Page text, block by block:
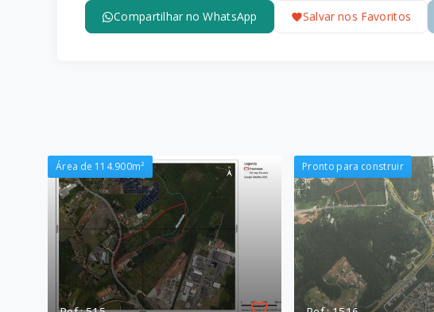
Compartilhar no WhatsApp Salvar nos Favoritos
Área de 114.900m² Pronto para construir